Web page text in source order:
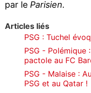
par le Parisien.
Articles liés
PSG : Tuchel
PSG - Polémique
pactole au FC
PSG - Malaise :
PSG et au Qatar !